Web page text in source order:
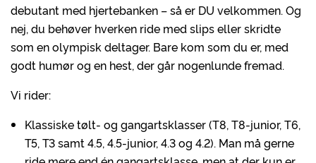
debutant med hjertebanken – så er DU velkommen. Og
nej, du behøver hverken ride med slips eller skridte
som en olympisk deltager. Bare kom som du er, med
godt humør og en hest, der går nogenlunde fremad.
Vi rider:
Klassiske tølt- og gangartsklasser (T8, T8-junior, T6,
T5, T3 samt 4.5, 4.5-junior, 4.3 og 4.2). Man må gerne